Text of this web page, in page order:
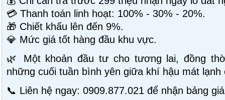
💳 Thanh toán linh hoạt: 100% - 30% - 20%.
🎁 Chiết khấu lên đến 9%.
💎 Mức giá tốt hàng đầu khu vực.
🌿 Một khoản đầu tư cho tương lai, đồng
những cuối tuần bình yên giữa khí hậu mát lạnh
📞 Liên hệ ngay: 0909.877.021 để nhận bảng